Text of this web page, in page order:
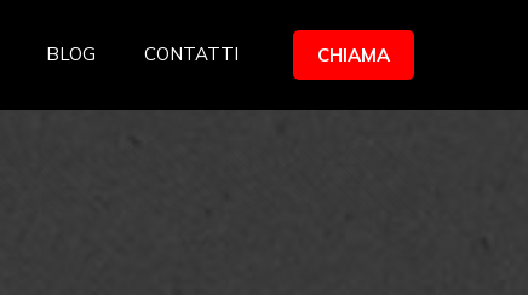
BLOG CONTATTI CHIAMA